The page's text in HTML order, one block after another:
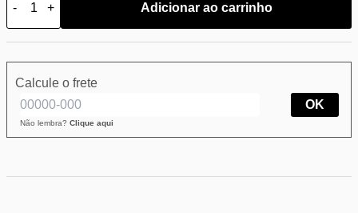
- + Adicionar ao carrinho
Calcule o frete
Não lembra? Clique aqui
OK